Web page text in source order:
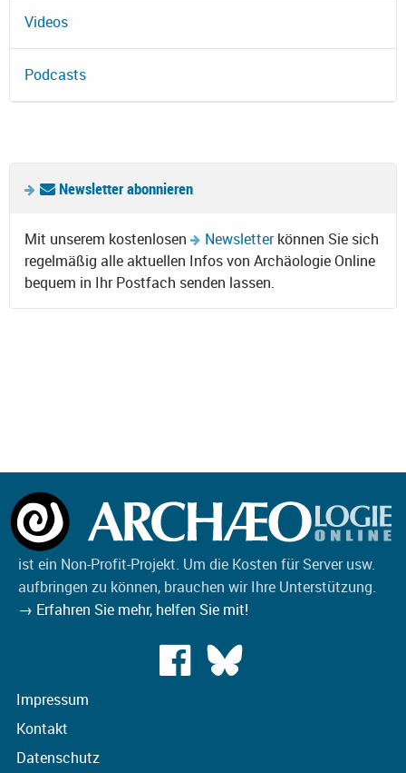
Videos
Podcasts
Newsletter abonnieren
Mit unserem kostenlosen Newsletterkönnen Sie sich
regelmäßig alle aktuellen Infos von Archäologie Online
bequem in Ihr Postfach senden lassen.
ist ein Non-Profit-Projekt. Um die Kosten für Server usw.
aufbringen zu können, brauchen wir Ihre Unterstützung.
→ Erfahren Sie mehr, helfen Sie mit!
Impressum
Kontakt
Datenschutz